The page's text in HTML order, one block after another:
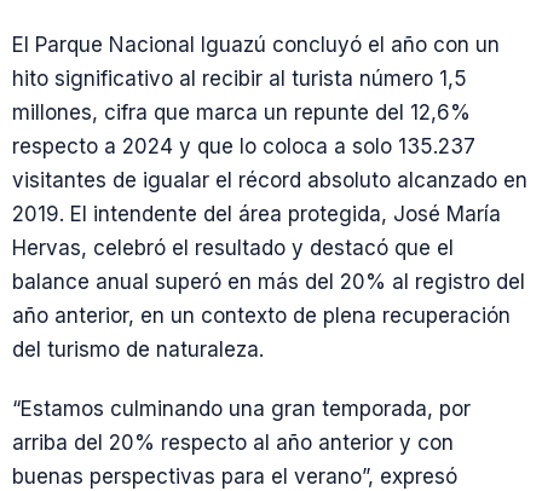
El Parque Nacional Iguazú concluyó el año con un
hito significativo al recibir al turista número 1,5
millones, cifra que marca un repunte del 12,6%
respecto a 2024 y que lo coloca a solo 135.237
visitantes de igualar el récord absoluto alcanzado en
2019. El intendente del área protegida, José María
Hervas, celebró el resultado y destacó que el
balance anual superó en más del 20% al registro del
año anterior, en un contexto de plena recuperación
del turismo de naturaleza.
“Estamos culminando una gran temporada, por
arriba del 20% respecto al año anterior y con
buenas perspectivas para el verano”, expresó